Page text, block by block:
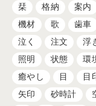
栞
格納 案内
機材
歌 歯車
泣く
注文 浮
照明
状態 環
癒やし
目 目
矢印
砂時計